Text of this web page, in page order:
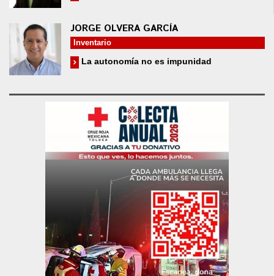
JORGE OLVERA GARCÍA
Inventario
La autonomía no es impunidad